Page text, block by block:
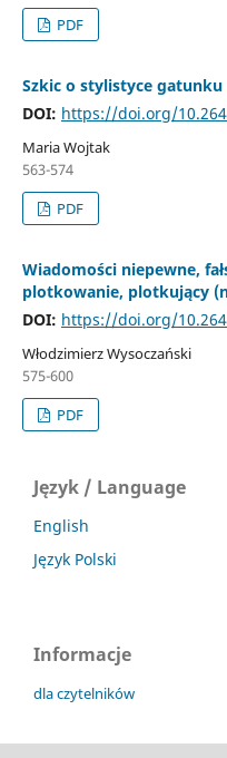
PDF
Szkic o stylistyce gatunku
DOI: https://doi.org/
Maria Wojtak
563-574
PDF
Wiadomości niepewne,
plotkowanie, plotkujący
DOI: https://doi.org/
Włodzimierz Wysoczański
575-600
PDF
Język / Language
English
Język Polski
Informacje
dla czytelników